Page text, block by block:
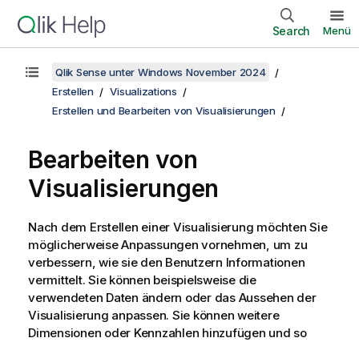
Search Menü
Qlik Sense unter Windows November 2024
Erstellen
Visualizations
Erstellen und Bearbeiten von Visualisierungen
Bearbeiten von
Visualisierungen
Nach dem Erstellen einer Visualisierung möchten Sie
möglicherweise Anpassungen vornehmen, um zu
verbessern, wie sie den Benutzern Informationen
vermittelt. Sie können beispielsweise die
verwendeten Daten ändern oder das Aussehen der
Visualisierung anpassen. Sie können weitere
Dimensionen oder Kennzahlen hinzufügen und so